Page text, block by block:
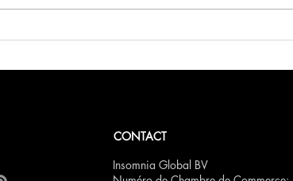
CONTACT
Insomnia Global BV